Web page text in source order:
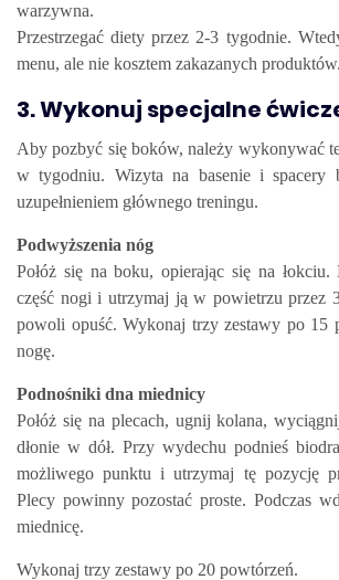
warzywna.
Przestrzegać diety przez 2-3 tygodnie.
menu, ale nie kosztem zakazanych produktów.
3. Wykonuj specjalne
Aby pozbyć się boków, należy wykonywać
w tygodniu. Wizyta na basenie i spacery
uzupełnieniem głównego treningu.
Podwyższenia nóg
Połóż się na boku, opierając się na
część nogi i utrzymaj ją w powietrzu przez
powoli opuść. Wykonaj trzy zestawy po 15
nogę.
Podnośniki dna miednicy
Połóż się na plecach, ugnij kolana,
dłonie w dół. Przy wydechu podnieś
możliwego punktu i utrzymaj tę pozycję
Plecy powinny pozostać proste. Podczas
miednicę.
Wykonaj trzy zestawy po 20 powtórzeń.